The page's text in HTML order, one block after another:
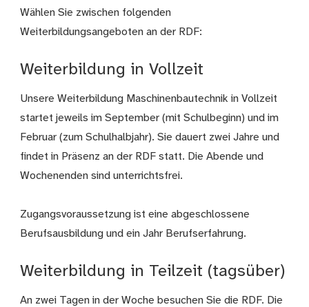
Wählen Sie zwischen folgenden
Weiterbildungsangeboten an der RDF:
Weiterbildung in Vollzeit
Unsere Weiterbildung Maschinenbautechnik in Vollzeit
startet jeweils im September (mit Schulbeginn) und im
Februar (zum Schulhalbjahr). Sie dauert zwei Jahre und
findet in Präsenz an der RDF statt. Die Abende und
Wochenenden sind unterrichtsfrei.
Zugangsvoraussetzung ist eine abgeschlossene
Berufsausbildung und ein Jahr Berufserfahrung.
Weiterbildung in Teilzeit (tagsüber)
An zwei Tagen in der Woche besuchen Sie die RDF. Die